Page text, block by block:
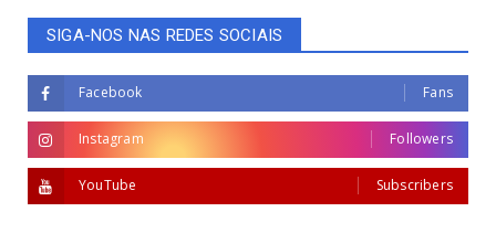
SIGA-NOS NAS REDES SOCIAIS
Facebook Fans
Instagram Followers
YouTube Subscribers